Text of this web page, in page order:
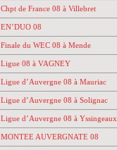
Chpt de France 08 à Villebret
EN’DUO 08
Finale du WEC 08 à Mende
Ligue 08 à VAGNEY
Ligue d’Auvergne 08 à Mauriac
Ligue d’Auvergne 08 à Solignac
Ligue d’Auvergne 08 à Yssingeaux
MONTEE AUVERGNATE 08